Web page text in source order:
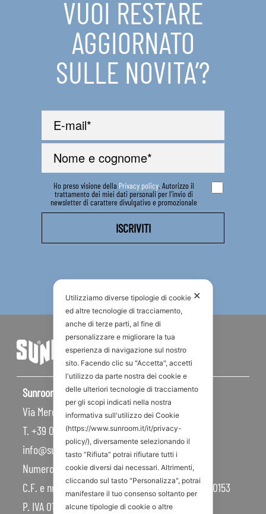
IN EVIDENZA
CONTATTI
VUOI RESTARE
AGGIORNATO
SULLE NOVITA’?
Ho preso visione della Privacy policy. Autorizzo il
trattamento dei miei dati personali per l’invio di
newsletter di carattere divulgativo e promozionale
Sunroom S.p.A – Sede Legale
Via Mercadante, 10 – 47841 Cattolica RN – Italy
T. +39 0541 834011
info@sunroom.it
Numero REA RN – 225109
C.F. e nr. iscrizione al Registro Imprese 07879990153
P. IVA 01968830404
✕
Utilizziamo diverse tipologie di cookie
ed altre tecnologie di tracciamento,
anche di terze parti, al fine di
personalizzare e migliorare la tua
esperienza di navigazione sul nostro
sito. Facendo clic su "Accetta", accetti
l'utilizzo da parte nostra dei cookie e
delle ulteriori tecnologie di tracciamento
per gli scopi indicati nella nostra
informativa sull'utilizzo dei Cookie
(https://www.sunroom.it/it/privacy-
policy/), diversamente selezionando il
tasto “Rifiuta” potrai rifiutare tutti i
cookie diversi dai necessari. Altrimenti,
cliccando sul tasto "Personalizza", potrai
manifestare il tuo consenso soltanto per
alcune tipologie di cookie o altre